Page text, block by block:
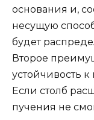
основания и,
несущую
будет
Второе
устойчивость
Если столб
пучения не